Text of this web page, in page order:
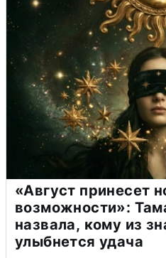
«Август принесет
возможности»:
назвала, кому из
улыбнется удача